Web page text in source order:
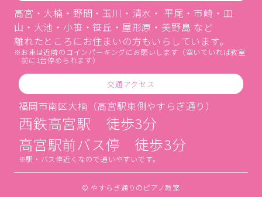
高宮・大楠・野間・玉川・清水・ 平尾・市崎・皿
山・大池・小笹・笹丘・屋形原・美野島 など
離れたところにお住まいの方もいらしています。
お車は近隣のコインパーキングにお願いします（空いていれば教室
前に1台停められます）
交通アクセス
福岡市南区大楠（高宮駅東側やすらぎ通り）
西鉄高宮駅 徒歩3分
高宮駅前バス停 徒歩3分
駅・バス停近くなので通いやすいです。
© やすらぎ通りのピアノ教室